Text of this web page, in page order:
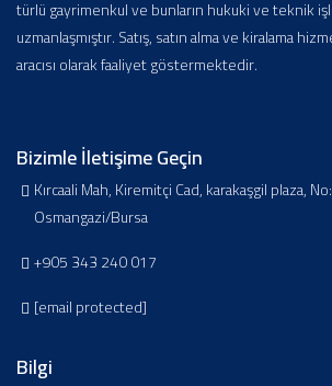
türlü gayrimenkul ve bunların hukuki ve teknik
uzmanlaşmıştır. Satış, satın alma ve kiralama
aracısı olarak faaliyet göstermektedir.
Bizimle İletişime Geçin
Kırcaali Mah, Kiremitçi Cad, karakaşgil plaza,
Osmangazi/Bursa
+905 343 240 017
[email protected]
Bilgi